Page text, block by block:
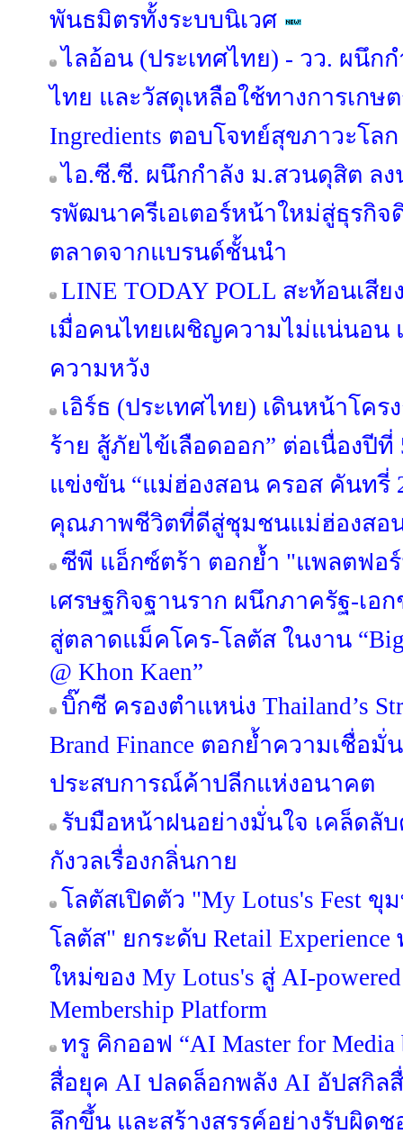
พันธมิตรทั้งระบบนิเวศ
ไลอ้อน (ประเทศไทย) - วว. ผนึก
ไทย และวัสดุเหลือใช้ทางการเกษ
Ingredients ตอบโจทย์สุขภาวะโลก
ไอ.ซี.ซี. ผนึกกำลัง ม.สวนดุสิต ลง
รพัฒนาครีเอเตอร์หน้าใหม่สู่ธุรกิจ
ตลาดจากแบรนด์ชั้นนำ
LINE TODAY POLL สะท้อนเสี
เมื่อคนไทยเผชิญความไม่แน่นอน
ความหวัง
เอิร์ธ (ประเทศไทย) เดินหน้าโคร
ร้าย สู้ภัยไข้เลือดออก” ต่อเนื่องปี
แข่งขัน “แม่ฮ่องสอน ครอส คันทรี่
คุณภาพชีวิตที่ดีสู่ชุมชนแม่ฮ่องสอ
ซีพี แอ็กซ์ตร้า ตอกย้ำ "แพลตฟอ
เศรษฐกิจฐานราก ผนึกภาครัฐ-เอ
สู่ตลาดแม็คโคร-โลตัส ในงาน
@ Khon Kaen”
บิ๊กซี ครองตำแหน่ง Thailand’s
Brand Finance ตอกย้ำความเชื่อ
ประสบการณ์ค้าปลีกแห่งอนาคต
รับมือหน้าฝนอย่างมั่นใจ เคล็ดลั
กังวลเรื่องกลิ่นกาย
โลตัสเปิดตัว "My Lotus's Fest
โลตัส" ยกระดับ Retail
ใหม่ของ My Lotus's สู่ AI-powered
Membership Platform
ทรู คิกออฟ “AI Master for Media
สื่อยุค AI ปลดล็อกพลัง AI อัปสกิล
ลึกขึ้น และสร้างสรรค์อย่างรับผิดช